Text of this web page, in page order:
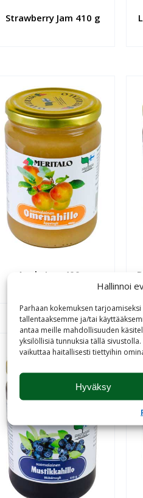
Hallinnoi
Parhaan kokemuksen
tallentaaksemme ja/tai
antaa meille mahdollisuuden
yksilöllisiä tunnuksia tällä
vaikuttaa haitallisesti tiettyihin
Hyväksy
Strawberry Jam 410 g
Apple Jam 400 g